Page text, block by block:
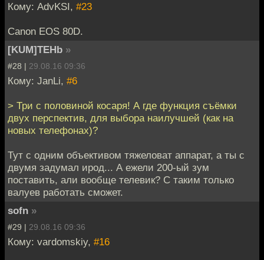
Кому: AdvKSI, #23
Canon EOS 80D.
[KUM]TEHb »
#28 | 29.08.16 09:36
Кому: JanLi, #6
> Три с половиной косаря! А где функция съёмки
двух перспектив, для выбора наилучшей (как на
новых телефонах)?
Тут с одним объективом тяжеловат аппарат, а ты с
двумя задумал ирод... А ежели 200-ый зум
поставить, али вообще телевик? С таким только
валуев работать сможет.
sofn »
#29 | 29.08.16 09:36
Кому: vardomskiy, #16